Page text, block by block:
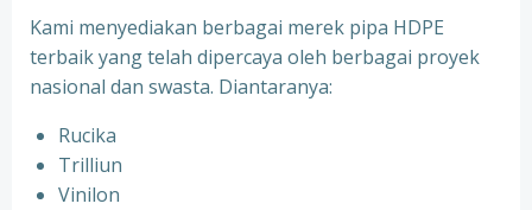
Kami menyediakan berbagai merek pipa HDPE
terbaik yang telah dipercaya oleh berbagai proyek
nasional dan swasta. Diantaranya:
Rucika
Trilliun
Vinilon